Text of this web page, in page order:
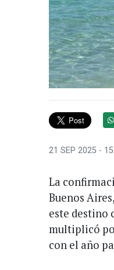
21 SEP 2025 -
La
Buenos
este destino
multiplicó
con el año